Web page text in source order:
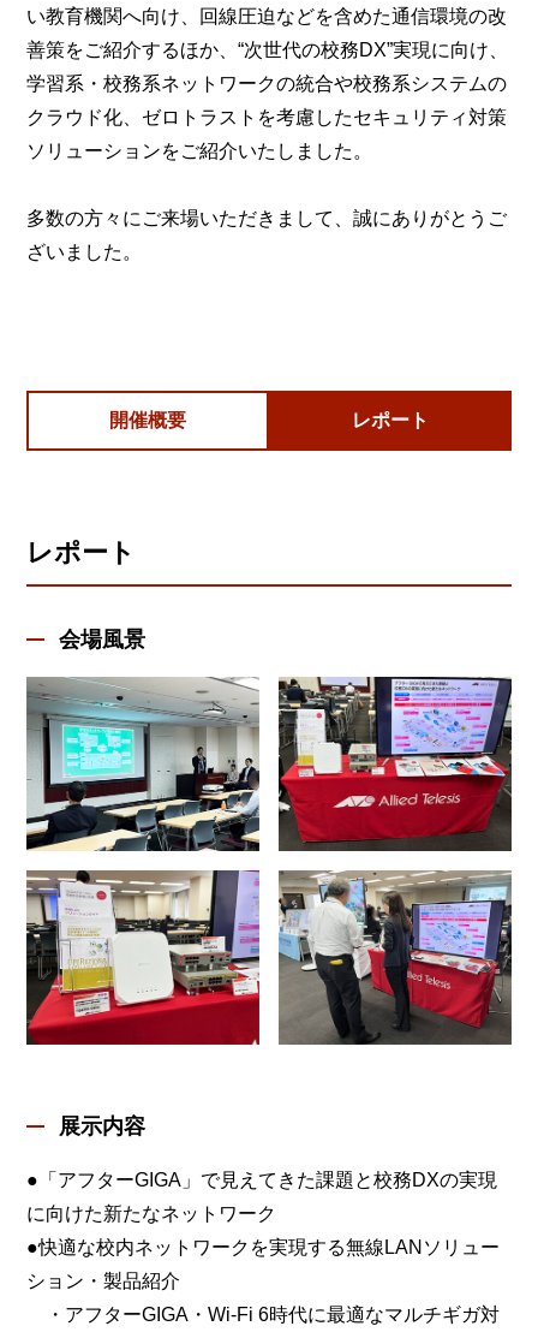
い教育機関へ向け、回線圧迫などを含めた通信環境の改
善策をご紹介するほか、“次世代の校務DX”実現に向け、
学習系・校務系ネットワークの統合や校務系システムの
クラウド化、ゼロトラストを考慮したセキュリティ対策
ソリューションをご紹介いたしました。
多数の方々にご来場いただきまして、誠にありがとうご
ざいました。
開催概要 レポート
レポート
会場風景
展示内容
●「アフターGIGA」で見えてきた課題と校務DXの実現
に向けた新たなネットワーク
●快適な校内ネットワークを実現する無線LANソリュー
ション・製品紹介
・アフターGIGA・Wi-Fi 6時代に最適なマルチギガ対